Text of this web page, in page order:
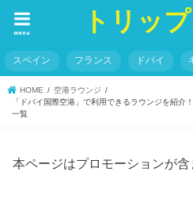
トリッ
menu
スペイン フランス ドバイ
HOME
空港ラウンジ
「ドバイ国際空港」で利用できるラウンジを紹介
一覧
本ページはプロモーションが含